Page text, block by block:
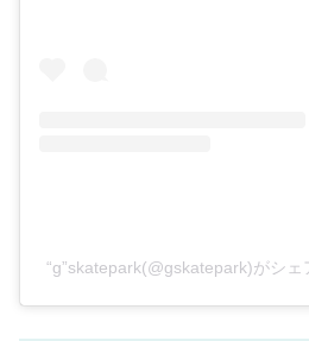
“g”skatepark(@gskatepark)がシェ